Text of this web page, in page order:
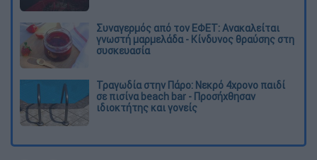
Συναγερμός από τον ΕΦΕΤ: Ανακαλείται
γνωστή μαρμελάδα - Κίνδυνος θραύσης στη
συσκευασία
Τραγωδία στην Πάρο: Νεκρό 4χρονο παιδί
σε πισίνα beach bar - Προσήχθησαν
ιδιοκτήτης και γονείς